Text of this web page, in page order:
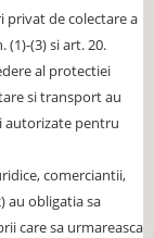
privat de colectare a
(3) si art. 20.
al protectiei
si transport au
autorizate pentru
comerciantii,
au obligatia sa
care sa urmareasca